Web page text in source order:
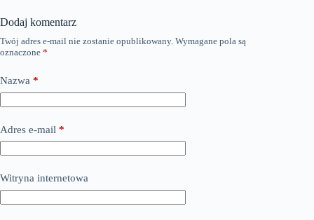
Dodaj komentarz
Twój adres e-mail nie zostanie opublikowany. Wymagane pola są
oznaczone *
Nazwa *
Adres e-mail *
Witryna internetowa